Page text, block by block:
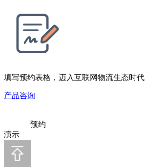
填写预约表格，迈入互联网物流生态时代
产品咨询
预约
演示